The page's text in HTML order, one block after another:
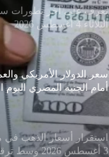
تعرف على آخر تطورات
الثلاثاء 4 أغسطس 2026
سعر الدولار الأمريكي
أمام الجنيه المصري اليوم
استقرار أسعار الذهب في
3 أغسطس 2026